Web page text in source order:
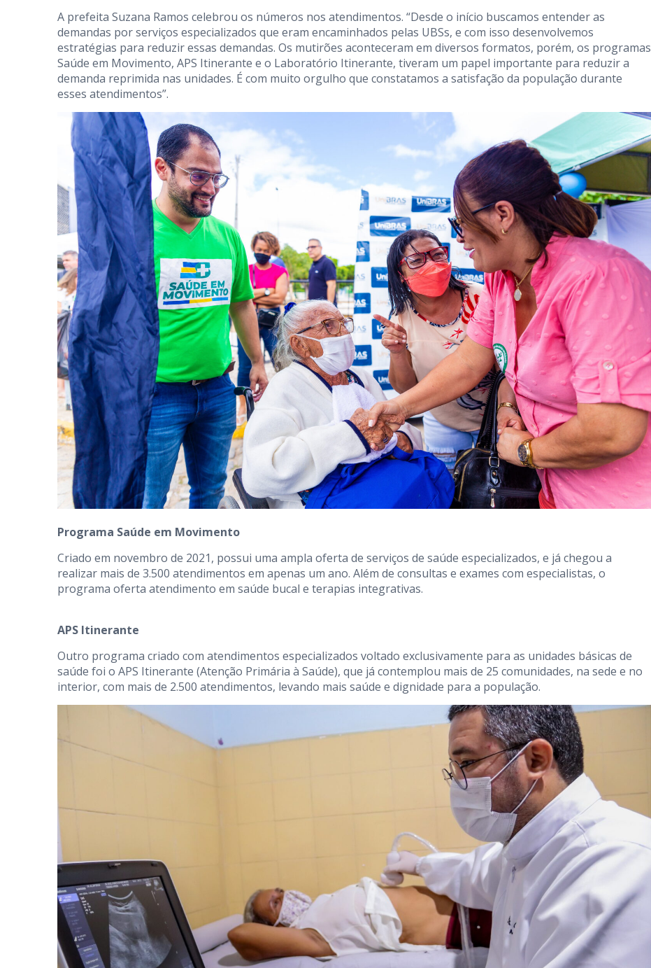
A prefeita Suzana Ramos celebrou os números nos atendimentos. “Desde o início buscamos entender as
demandas por serviços especializados que eram encaminhados pelas UBSs, e com isso desenvolvemos
estratégias para reduzir essas demandas. Os mutirões aconteceram em diversos formatos, porém, os programas
Saúde em Movimento, APS Itinerante e o Laboratório Itinerante, tiveram um papel importante para reduzir a
demanda reprimida nas unidades. É com muito orgulho que constatamos a satisfação da população durante
esses atendimentos”.
Programa Saúde em Movimento
Criado em novembro de 2021, possui uma ampla oferta de serviços de saúde especializados, e já chegou a
realizar mais de 3.500 atendimentos em apenas um ano. Além de consultas e exames com especialistas, o
programa oferta atendimento em saúde bucal e terapias integrativas.
APS Itinerante
Outro programa criado com atendimentos especializados voltado exclusivamente para as unidades básicas de
saúde foi o APS Itinerante (Atenção Primária à Saúde), que já contemplou mais de 25 comunidades, na sede e no
interior, com mais de 2.500 atendimentos, levando mais saúde e dignidade para a população.